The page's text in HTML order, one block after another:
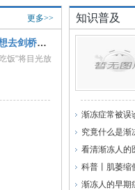
更多>>
渐冻人王甲：我想去剑桥看霍金实验室
饭“将目光放
知识普及
渐冻症常被误
究竟什么是渐
看清渐冻人的
科普丨肌萎缩
渐冻人的早期